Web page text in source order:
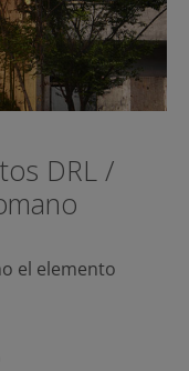
DRL /
el elemento